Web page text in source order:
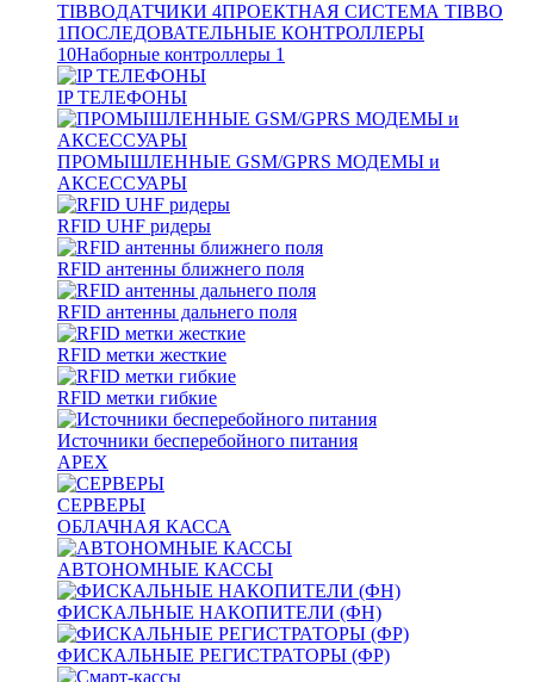
TIBBOДАТЧИКИ 4ПРОЕКТНАЯ СИСТЕМА TIBBO
1ПОСЛЕДОВАТЕЛЬНЫЕ КОНТРОЛЛЕРЫ
10Наборные контроллеры 1
IP ТЕЛЕФОНЫ
ПРОМЫШЛЕННЫЕ GSM/GPRS МОДЕМЫ и
АКСЕССУАРЫ
RFID UHF ридеры
RFID антенны ближнего поля
RFID антенны дальнего поля
RFID метки жесткие
RFID метки гибкие
Источники бесперебойного питания
APEX
СЕРВЕРЫ
ОБЛАЧНАЯ КАССА
АВТОНОМНЫЕ КАССЫ
ФИСКАЛЬНЫЕ НАКОПИТЕЛИ (ФН)
ФИСКАЛЬНЫЕ РЕГИСТРАТОРЫ (ФР)